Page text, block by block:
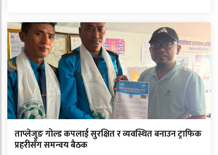
ताप्लेजुङ गोल्ड कपलाई सुरक्षित र व्यवस्थित बनाउन ट्राफिक
प्रहरीसँग समन्वय बैठक